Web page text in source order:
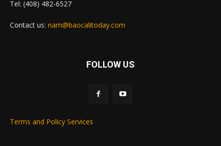
Tel: (408) 482-6527
Contact us: nam@baocalitoday.com
FOLLOW US
Terms and Policy Services